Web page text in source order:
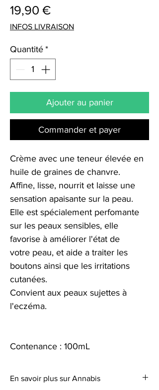
19,90 €Prix
INFOS LIVRAISON
Quantité *
Ajouter au panier
Commander et payer
Crème avec une teneur élevée en
huile de graines de chanvre.
Affine, lisse, nourrit et laisse une
sensation apaisante sur la peau.
Elle est spécialement perfomante
sur les peaux sensibles, elle
favorise à améliorer l'état de
votre peau, et aide a traiter les
boutons ainsi que les irritations
cutanées.
Convient aux peaux sujettes à
l'eczéma.
Contenance : 100mL
En savoir plus sur Annabis